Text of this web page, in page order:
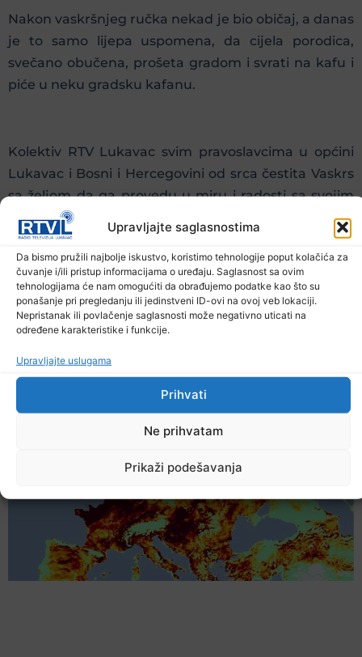
Upravljajte saglasnostima
Da bismo pružili najbolje iskustvo, koristimo tehnologije poput kolačića za
čuvanje i/ili pristup informacijama o uređaju. Saglasnost sa ovim
tehnologijama će nam omogućiti da obrađujemo podatke kao što su
ponašanje pri pregledanju ili jedinstveni ID-ovi na ovoj veb lokaciji.
Nepristanak ili povlačenje saglasnosti može negativno uticati na
određene karakteristike i funkcije.
Upravljajte uslugama
Prihvati
Ne prihvatam
Prikaži podešavanja
Nakon vaskršnjeg ručka nekad je bio običaj, a danas
je to samo lijepa uspomena, da cijela porodica,
svečano obučena, prošeta gradom i svrati na kafu i
piće u neku gradsku kafanu.
Kolektiv RTV Lukavac svim pravoslavcima u općini
Lukavac i Bosni i Hercegovini od srca čestita Vaskrs
sa željom da ga provedu u miru i radosti sa svojim
najbližima.
Prethodna vijest Sljedeća vijest
Podijelite na mrežama